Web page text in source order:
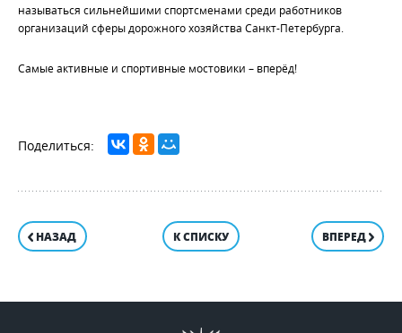
называться сильнейшими спортсменами среди работников
организаций сферы дорожного хозяйства Санкт-Петербурга.
Самые активные и спортивные мостовики – вперёд!
НАЗАД К СПИСКУ ВПЕРЕД